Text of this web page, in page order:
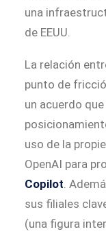
una
de EEUU.
La relación
punto de
un acuerdo
uso de la
OpenAI para
Copilot.
sus filiales
(una figura